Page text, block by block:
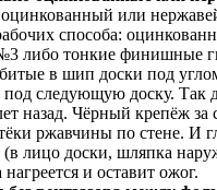
или
способа:
либо тонкие финишные
в шип доски под
под следующую доску. Так
назад. Чёрный крепёж за
ржавчины по стене. И
(в лицо доски, шляпка
и оставит ожог.